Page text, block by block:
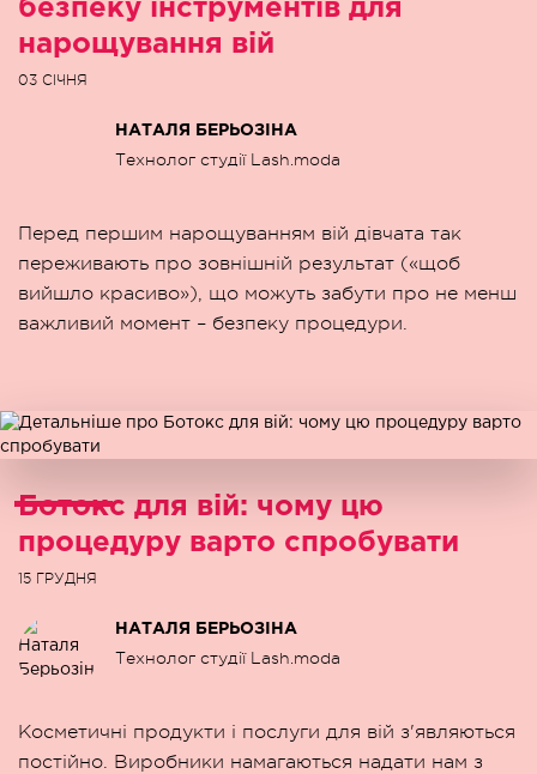
безпеку інструментів для
нарощування вій
03 CІЧНЯ
НАТАЛЯ БЕРЬОЗІНА
Технолог студії Lash.moda
Перед першим нарощуванням вій дівчата так
переживають про зовнішній результат («щоб
вийшло красиво»), що можуть забути про не менш
важливий момент – безпеку процедури.
Ботокс для вій: чому цю
процедуру варто спробувати
15 ГРУДНЯ
НАТАЛЯ БЕРЬОЗІНА
Технолог студії Lash.moda
Косметичні продукти і послуги для вій з'являються
постійно. Виробники намагаються надати нам з